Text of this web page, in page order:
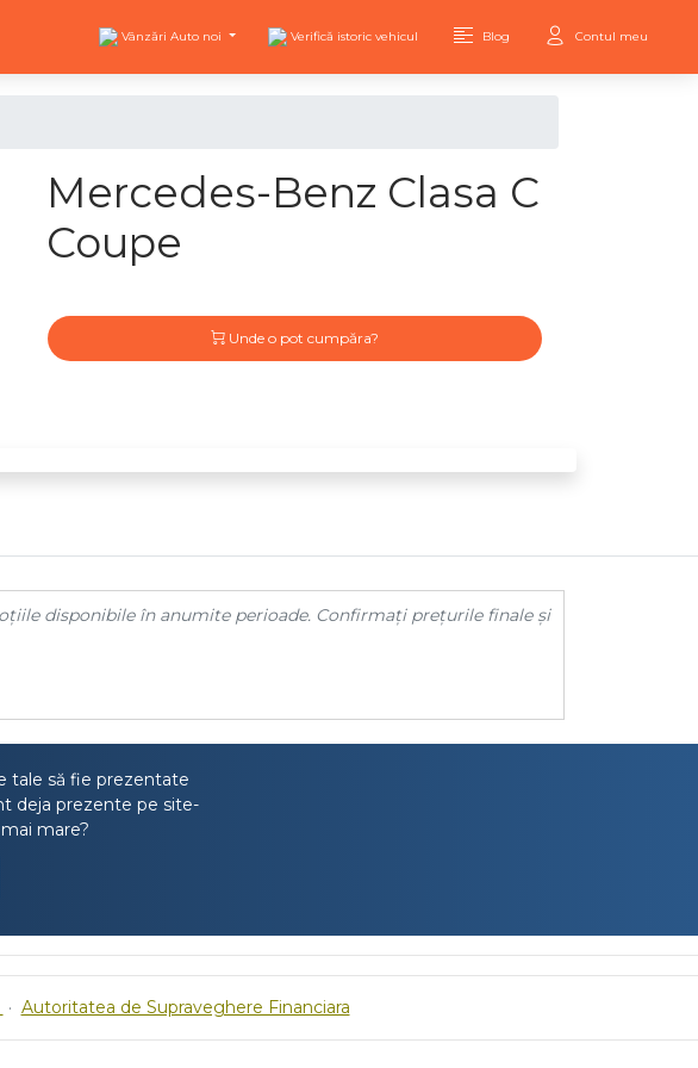
Vânzări Auto noi Verifică istoric vehicul Blog Contul meu
Mercedes-Benz Clasa C
Coupe
Unde o pot cumpăra?
disponibile în anumite perioade. Confirmați prețurile finale și
tale să fie prezentate
deja prezente pe site-
mare?
· Autoritatea de Supraveghere Financiara